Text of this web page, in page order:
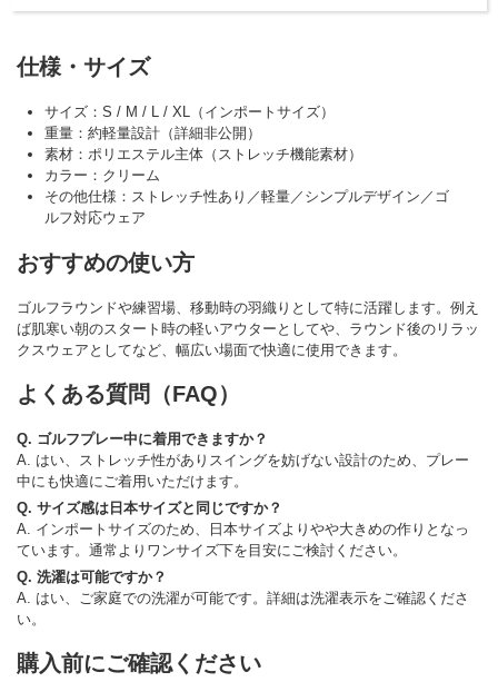
仕様・サイズ
サイズ：S / M / L / XL（インポートサイズ）
重量：約軽量設計（詳細非公開）
素材：ポリエステル主体（ストレッチ機能素材）
カラー：クリーム
その他仕様：ストレッチ性あり／軽量／シンプルデザイン／ゴ
ルフ対応ウェア
おすすめの使い方
ゴルフラウンドや練習場、移動時の羽織りとして特に活躍します。例え
ば肌寒い朝のスタート時の軽いアウターとしてや、ラウンド後のリラッ
クスウェアとしてなど、幅広い場面で快適に使用できます。
よくある質問（FAQ）
Q. ゴルフプレー中に着用できますか？
A. はい、ストレッチ性がありスイングを妨げない設計のため、プレー
中にも快適にご着用いただけます。
Q. サイズ感は日本サイズと同じですか？
A. インポートサイズのため、日本サイズよりやや大きめの作りとなっ
ています。通常よりワンサイズ下を目安にご検討ください。
Q. 洗濯は可能ですか？
A. はい、ご家庭での洗濯が可能です。詳細は洗濯表示をご確認くださ
い。
購入前にご確認ください